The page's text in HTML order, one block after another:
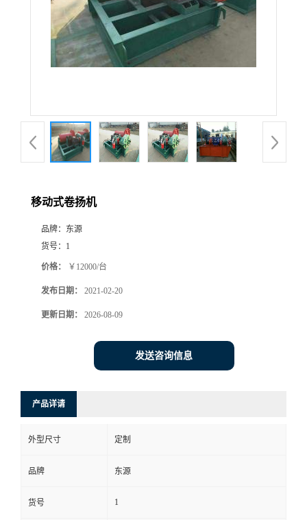
移动式卷扬机
品牌： 东源
货号： 1
价格： ￥12000/台
发布日期： 2021-02-20
更新日期： 2026-08-09
发送咨询信息
产品详请
外型尺寸 定制
品牌 东源
货号 1